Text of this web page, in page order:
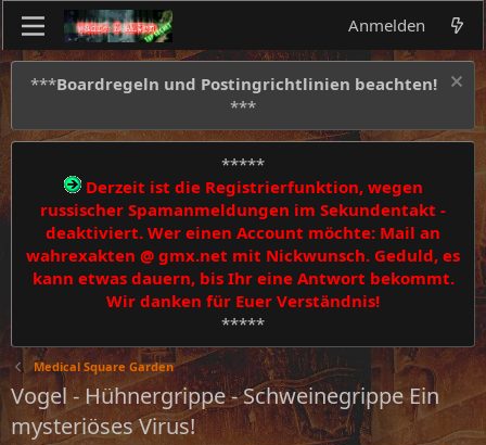
Anmelden
***Boardregeln und Postingrichtlinien beachten!
***
*****
Derzeit ist die Registrierfunktion, wegen
russischer Spamanmeldungen im Sekundentakt -
deaktiviert. Wer einen Account möchte: Mail an
wahrexakten @ gmx.net mit Nickwunsch. Geduld, es
kann etwas dauern, bis Ihr eine Antwort bekommt.
Wir danken für Euer Verständnis!
*****
Medical Square Garden
Vogel - Hühnergrippe - Schweinegrippe Ein
mysteriöses Virus!